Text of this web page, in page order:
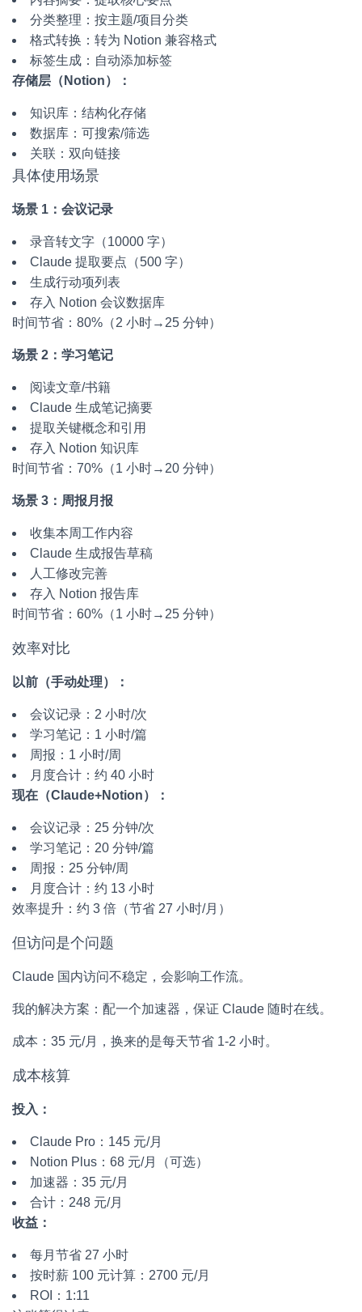
分类整理：按主题/项目分类
格式转换：转为 Notion 兼容格式
标签生成：自动添加标签
存储层（Notion）：
知识库：结构化存储
数据库：可搜索/筛选
关联：双向链接
具体使用场景
场景 1：会议记录
录音转文字（10000 字）
Claude 提取要点（500 字）
生成行动项列表
存入 Notion 会议数据库
时间节省：80%（2 小时→25 分钟）
场景 2：学习笔记
阅读文章/书籍
Claude 生成笔记摘要
提取关键概念和引用
存入 Notion 知识库
时间节省：70%（1 小时→20 分钟）
场景 3：周报月报
收集本周工作内容
Claude 生成报告草稿
人工修改完善
存入 Notion 报告库
时间节省：60%（1 小时→25 分钟）
效率对比
以前（手动处理）：
会议记录：2 小时/次
学习笔记：1 小时/篇
周报：1 小时/周
月度合计：约 40 小时
现在（Claude+Notion）：
会议记录：25 分钟/次
学习笔记：20 分钟/篇
周报：25 分钟/周
月度合计：约 13 小时
效率提升：约 3 倍（节省 27 小时/月）
但访问是个问题
Claude 国内访问不稳定，会影响工作流。
我的解决方案：配一个加速器，保证 Claude 随时在线。
成本：35 元/月，换来的是每天节省 1-2 小时。
成本核算
投入：
Claude Pro：145 元/月
Notion Plus：68 元/月（可选）
加速器：35 元/月
合计：248 元/月
收益：
每月节省 27 小时
按时薪 100 元计算：2700 元/月
ROI：1:11